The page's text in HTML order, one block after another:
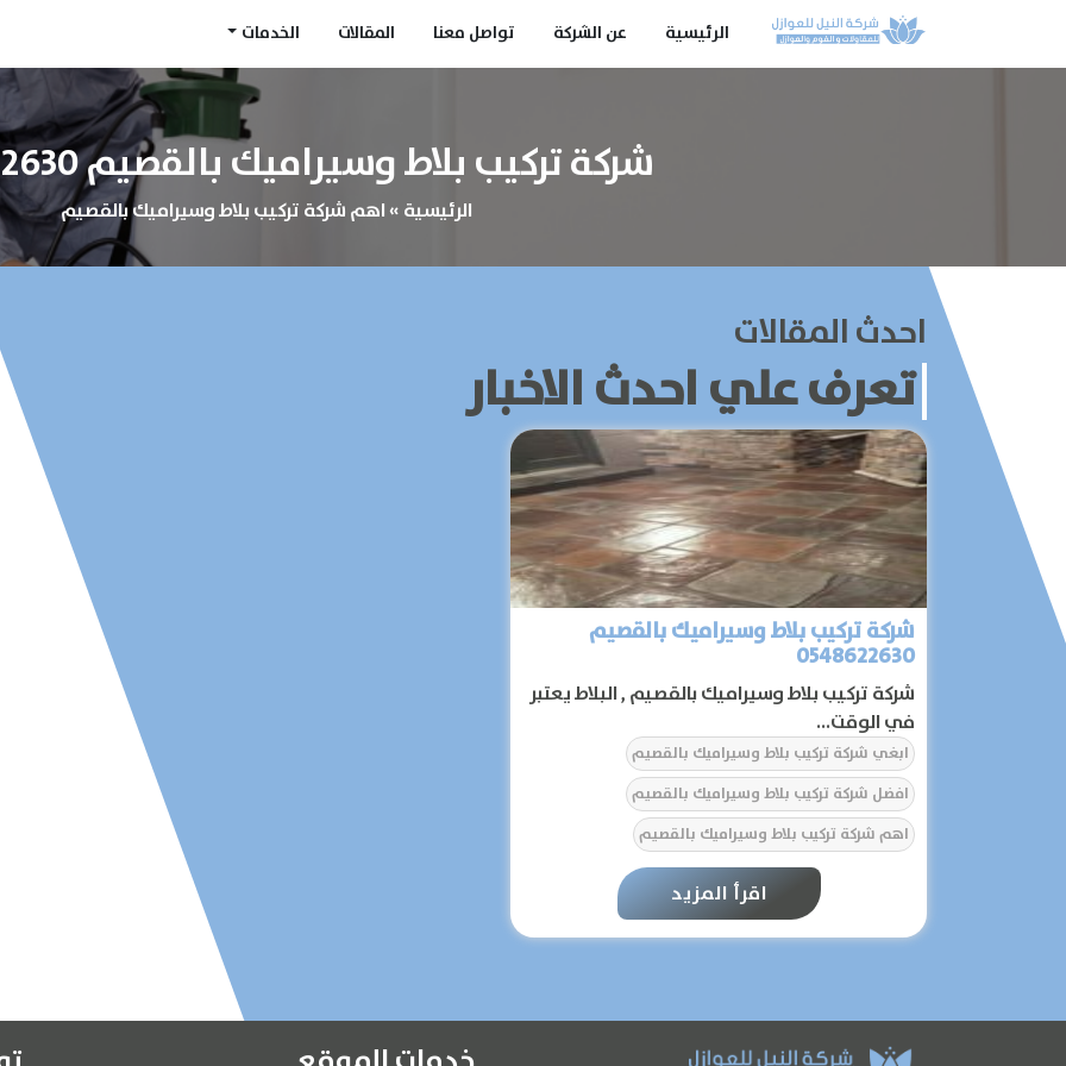
الرئيسية عن الشركة تواصل معنا المقالات الخدمات
شركة تركيب بلاط وسيراميك بالقصيم 0548622630
الرئيسية»اهم شركة تركيب بلاط وسيراميك بالقصيم
احدث المقالات
تعرف علي احدث الاخبار
شركة تركيب بلاط وسيراميك بالقصيم
0548622630
شركة تركيب بلاط وسيراميك بالقصيم , البلاط يعتبر
في الوقت...
ابغي شركة تركيب بلاط وسيراميك بالقصيم
افضل شركة تركيب بلاط وسيراميك بالقصيم
اهم شركة تركيب بلاط وسيراميك بالقصيم
تكلفة شركة تركيب بلاط وسيراميك بالقصيم
سعر شركة تركيب بلاط وسيراميك بالقصيم
اقرأ المزيد